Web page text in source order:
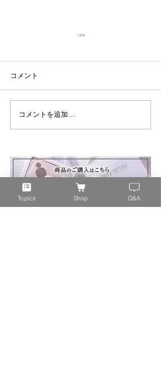
CBS SAN FRANCISCO
コメント
コメントを追加…
Topics Shop Q&A